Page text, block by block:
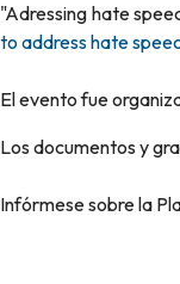
"Adressing hate
to address hate
El evento fue
Los documentos y
Infórmese sobre la